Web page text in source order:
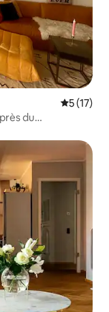
5 (17)
du